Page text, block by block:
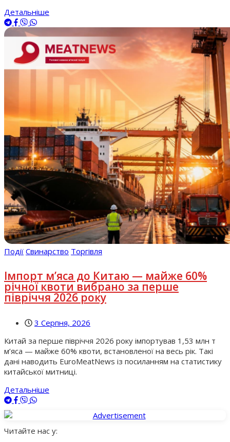
Детальніше
Події Свинарство Торгівля
Імпорт м’яса до Китаю — майже 60%
річної квоти вибрано за перше
півріччя 2026 року
3 Серпня, 2026
Китай за перше півріччя 2026 року імпортував 1,53 млн т
м’яса — майже 60% квоти, встановленої на весь рік. Такі
дані наводить EuroMeatNews із посиланням на статистику
китайської митниці.
Детальніше
Читайте нас у: